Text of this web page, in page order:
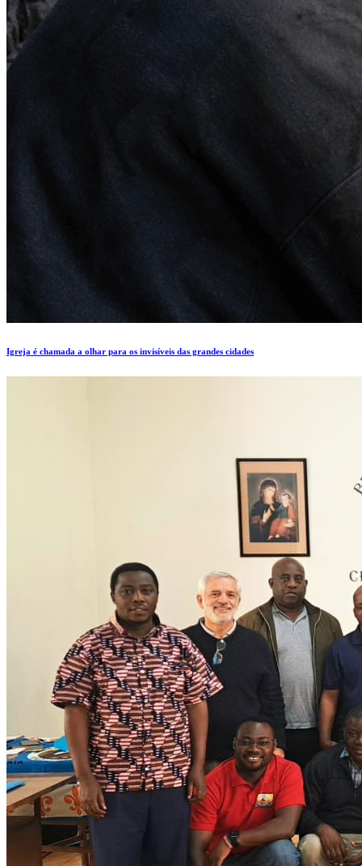
Igreja é chamada a olhar para os invisíveis das grandes cidades